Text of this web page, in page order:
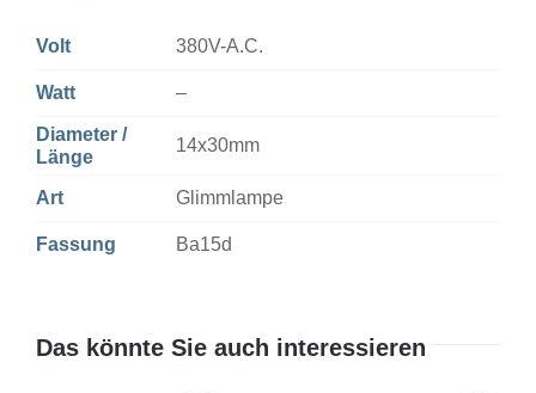
Volt 380V-A.C.
Watt –
Diameter /
Länge
14x30mm
Art Glimmlampe
Fassung Ba15d
Das könnte Sie auch interessieren